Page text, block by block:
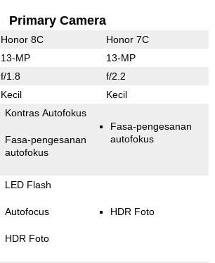
Primary Camera
Honor 8C Honor 7C
13-MP 13-MP
f/1.8 f/2.2
Kecil Kecil
Kontras Autofokus
Fasa-pengesanan
autofokus
Fasa-pengesanan
autofokus
LED Flash
Autofocus
HDR Foto
HDR Foto